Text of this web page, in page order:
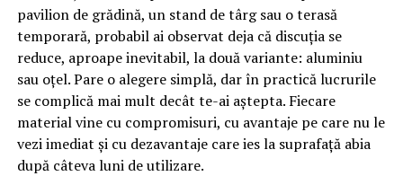
pavilion de grădină, un stand de târg sau o terasă
temporară, probabil ai observat deja că discuția se
reduce, aproape inevitabil, la două variante: aluminiu
sau oțel. Pare o alegere simplă, dar în practică lucrurile
se complică mai mult decât te-ai aștepta. Fiecare
material vine cu compromisuri, cu avantaje pe care nu le
vezi imediat și cu dezavantaje care ies la suprafață abia
după câteva luni de utilizare.